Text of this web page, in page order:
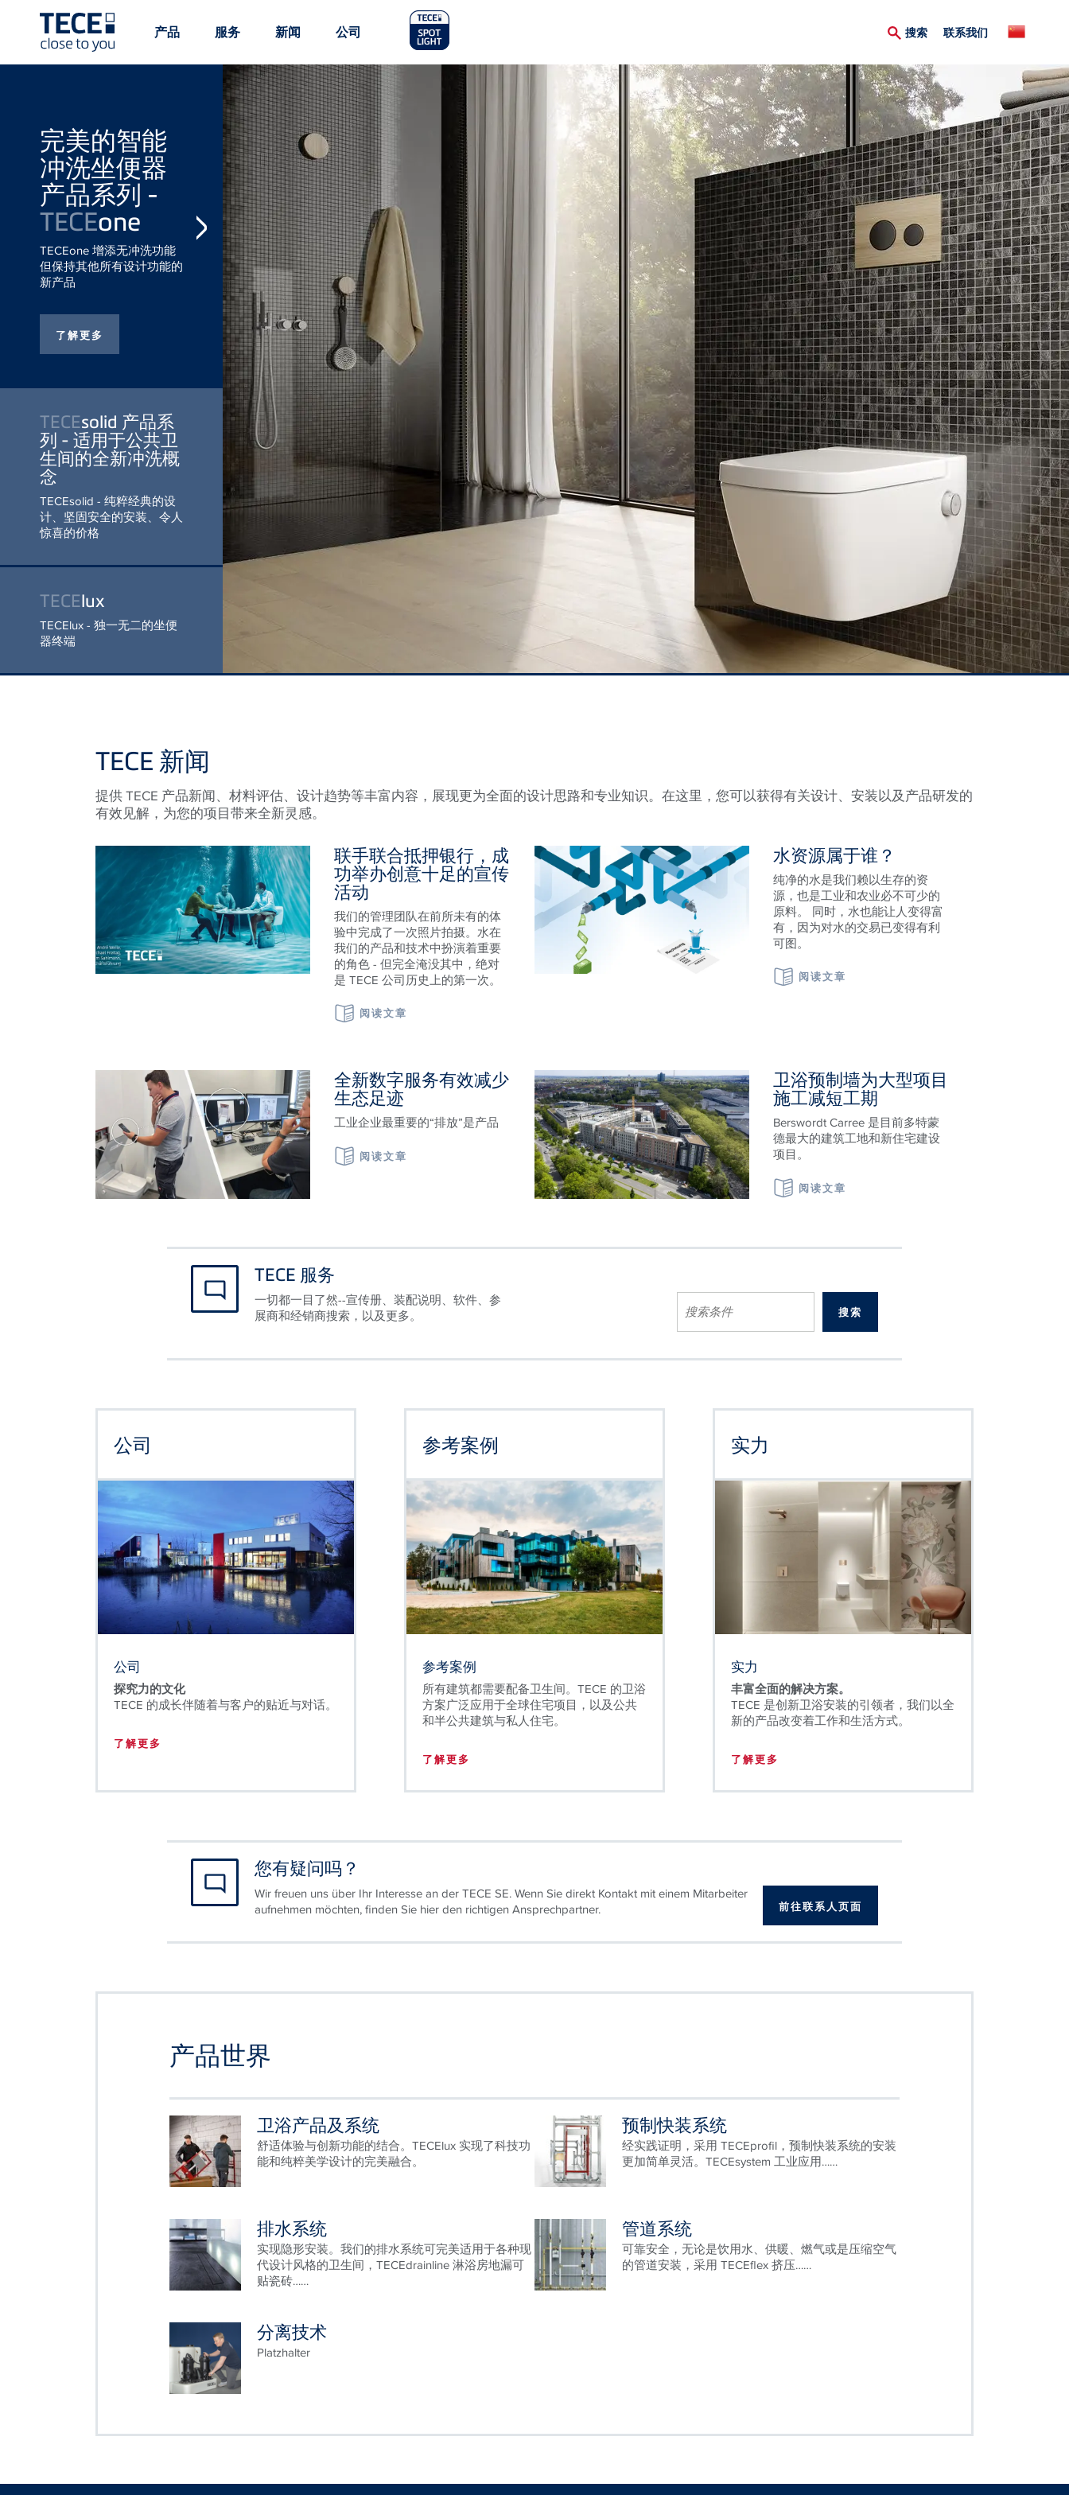
Main
Menü
1
产品 服务 新闻 Main
Menu
2
公司 搜索Secondary
Menu
联系我们
完美的智能冲洗坐
便器产品系列 -
TECEone
TECEone 增添无冲洗功能
但保持其他所有设计功能的
新产品
TECE
品系列 - 适
用于公共卫
冲洗概念
TECEsolid - 纯粹经典的设
计、坚固安全的安装、令人
惊喜的价格
阅读更多
TECElux
TECElux - 独一无二的坐便
器终端
TECE 新闻
提供 TECE 产品新闻、材料评估、设计趋势等丰富内容，展现更为全面的设计思路和专业知识。在这里，您可以获得有关设计、安装以及产品研发的
有效见解，为您的项目带来全新灵感。
联手联合抵押银行，成
功举办创意十足的宣传
活动
我们的管理团队在前所未有的体
验中完成了一次照片拍摄。水在
我们的产品和技术中扮演着重要
的角色 - 但完全淹没其中，绝对
是 TECE 公司历史上的第一次。
阅读文章
水资源属于谁？
纯净的水是我们赖以生存的资
源，也是工业和农业必不可少的
原料。 同时，水也能让人变得富
有，因为对水的交易已变得有利
可图。
阅读文章
全新数字服务有效减少
生态足迹
工业企业最重要的“排放”是产品
阅读文章
卫浴预制墙为大型项目
施工减短工期
Berswordt Carree 是目前多特蒙
德最大的建筑工地和新住宅建设
项目。
阅读文章
TECE 服务
一切都一目了然--宣传册、装配说明、软件、参
展商和经销商搜索，以及更多。
公司
公司
探究力的文化
TECE 的成长伴随着与客户的贴近与对话。
了解更多
参考案例
参考案例
所有建筑都需要配备卫生间。TECE 的卫浴
方案广泛应用于全球住宅项目，以及公共
和半公共建筑与私人住宅。
了解更多
实力
实力
丰富全面的解决方案。
TECE 是创新卫浴安装的引领者，我们以全
新的产品改变着工作和生活方式。
了解更多
您有疑问吗？
Wir freuen uns über Ihr Interesse an der TECE SE. Wenn Sie direkt Kontakt mit einem Mitarbeiter
aufnehmen möchten, finden Sie hier den richtigen Ansprechpartner.
前往联系人页面
产品世界
卫浴产品及系统
舒适体验与创新功能的结合。TECElux 实现了科技功
能和纯粹美学设计的完美融合。
预制快装系统
经实践证明，采用 TECEprofil，预制快装系统的安装
更加简单灵活。TECEsystem 工业应用……
排水系统
实现隐形安装。我们的排水系统可完美适用于各种现
代设计风格的卫生间，TECEdrainline 淋浴房地漏可
贴瓷砖……
管道系统
可靠安全，无论是饮用水、供暖、燃气或是压缩空气
的管道安装，采用 TECEflex 挤压……
分离技术
Platzhalter